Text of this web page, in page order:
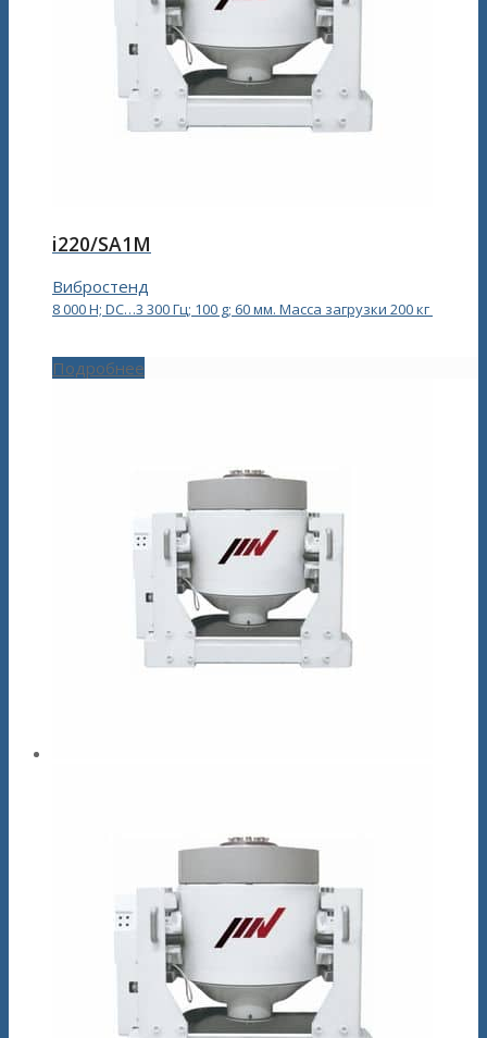
i220/SA1M
Вибростенд
8 000 Н; DC…3 300 Гц; 100 g; 60 мм. Масса загрузки 200 кг
Подробнее